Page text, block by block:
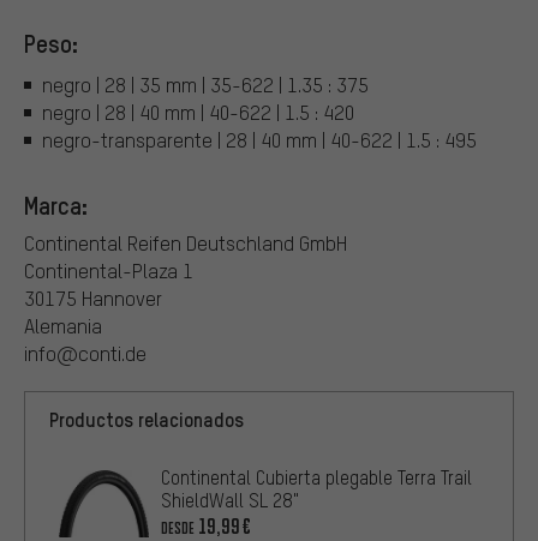
Peso:
negro | 28 | 35 mm | 35-622 | 1.35 : 375
negro | 28 | 40 mm | 40-622 | 1.5 : 420
negro-transparente | 28 | 40 mm | 40-622 | 1.5 : 495
Marca:
Continental Reifen Deutschland GmbH
Continental-Plaza 1
30175 Hannover
Alemania
info@conti.de
Productos relacionados
Continental Cubierta plegable Terra Trail
ShieldWall SL 28"
DESDE 19,99€